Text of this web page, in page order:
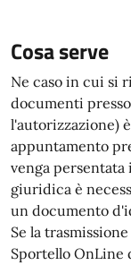
Cosa serve
Ne caso in cui si
documenti
l'autorizzazione)
appuntamento
venga
giuridica è
un documento
Se la
Sportello OnLine